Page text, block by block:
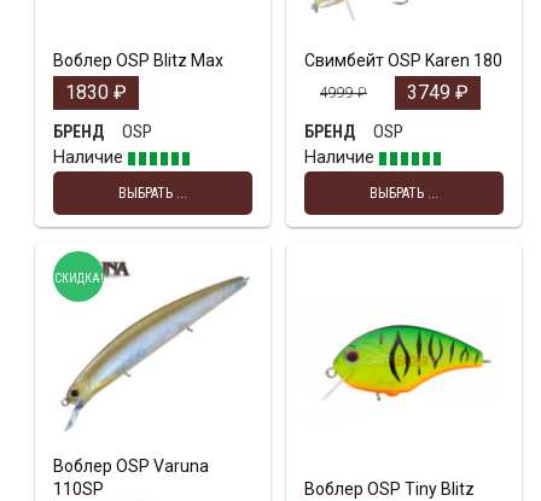
Воблер OSP Blitz Max
1830 ₽
БРЕНД
OSP
Наличие
ВЫБРАТЬ ...
Свимбейт OSP Karen 180
4999₽ 3749 ₽
БРЕНД
OSP
Наличие
ВЫБРАТЬ ...
Воблер OSP Varuna
110SP
СКИДКА!
Воблер OSP Tiny Blitz